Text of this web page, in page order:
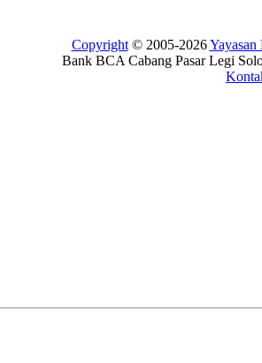
Copyright© 2005-2026
Bank BCA Cabang Pasar Legi